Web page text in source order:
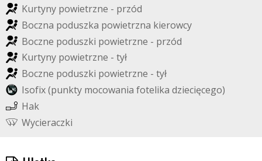
Kurtyny powietrzne - przód
Boczna poduszka powietrzna kierowcy
Boczne poduszki powietrzne - przód
Kurtyny powietrzne - tył
Boczne poduszki powietrzne - tył
Isofix(punkty mocowania fotelika dziecięcego)
Hak
Wycieraczki